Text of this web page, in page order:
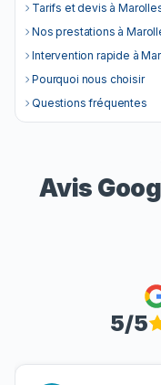
Tarifs et devis à
Nos prestations à
Intervention rapide à
Pourquoi nous choisir
Questions fréquentes
Avis
5/5